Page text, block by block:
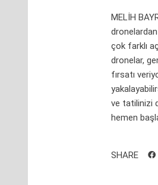
MELİH
çok farklı
dronelar,
fırsatı
ve tatilinizi
hemen
SHARE